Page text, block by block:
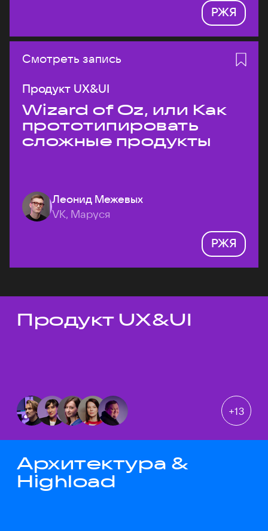
РЖЯ
Смотреть запись
Продукт UX&UI
Wizard of Oz, или Как
прототипировать
сложные продукты
Леонид Межевых
VK, Маруся
РЖЯ
Темы докладов
Продукт UX&UI
+13
Архитектура &
Highload